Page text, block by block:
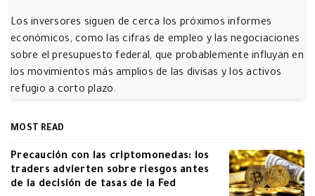
Los inversores siguen de cerca los próximos informes
económicos, como las cifras de empleo y las negociaciones
sobre el presupuesto federal, que probablemente influyan en
los movimientos más amplios de las divisas y los activos
refugio a corto plazo.
MOST READ
Precaución con las criptomonedas: los
traders advierten sobre riesgos antes
de la decisión de tasas de la Fed